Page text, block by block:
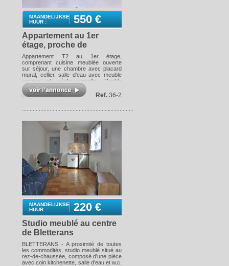
MAANDELIJKSE
HUUR :
550 €
Appartement au 1er
étage, proche de
Louhans
Appartement T2 au 1er étage,
comprenant cuisine meublée ouverte
sur séjour, une chambre avec placard
mural, cellier, salle d'eau avec meuble
vasque et sèche-serviette. Double
vitrage et PVC. Chauffage géothermie.
Espaces verts, parking, local commun.
Les informations sur les risques
disponibles sur le site Géorisques :
Ref. 36-2
MAANDELIJKSE
HUUR :
220 €
Studio meublé au centre
de Bletterans
BLETTERANS - A proximité de toutes
les commodités, studio meublé situé au
rez-de-chaussée, composé d'une pièce
avec coin kitchenette, salle d'eau et w.c.